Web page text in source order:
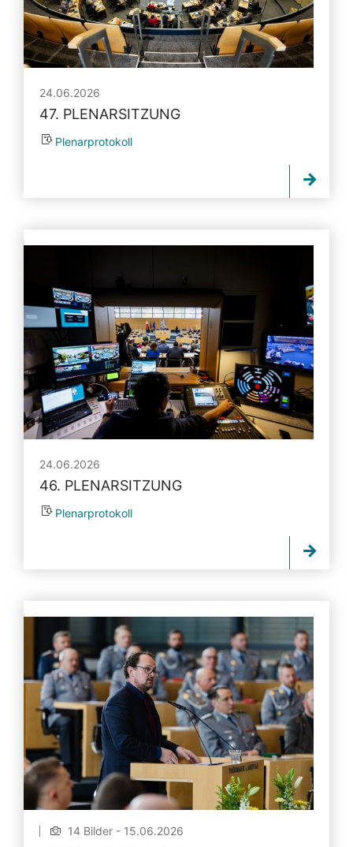
24.06.2026
47. PLENARSITZUNG
Plenarprotokoll
24.06.2026
46. PLENARSITZUNG
Plenarprotokoll
14 Bilder - 15.06.2026